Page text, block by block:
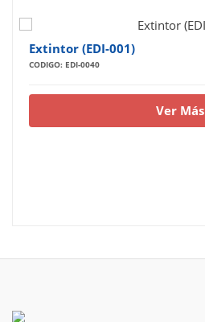
Extintor (EDI-001)
CODIGO: EDI-0040
Ver Más